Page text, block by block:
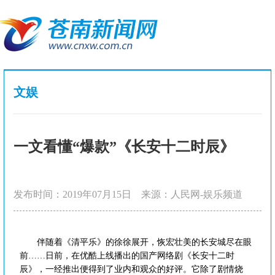
文娱
一文看懂“爆款”《长安十二时辰》
发布时间：2019年07月15日 来源：人民网-娱乐频道
伴随着《清平乐》的徐徐展开，恢宏壮美的长安城尽在眼
前……日前，在优酷上线播出的国产网络剧《长安十二时
辰》，一经推出便得到了业内和观众的好评。它除了剧情烧